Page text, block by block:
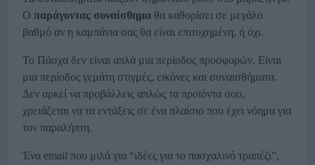
Ο παράγoντας συναίσθημα θα καθορίσει σε μεγάλο
βαθμό αν η καμπάνια σας θα είναι επιτυχημένη, ή όχι.
Το Πάσχα δεν είναι απλά μια περίοδος προσφορών. Είναι
μια περίοδος γεμάτη στιγμές, εικόνες και συναισθήματα.
Δεν αρκεί να προβάλλεις απλώς τα προϊόντα σου,
χρειάζεται να τα εντάξεις σε ένα πλαίσιο που έχει νόημα για
τον παραλήπτη.
Ένα email που μιλά για “ιδέες για το πασχαλινό τραπέζι”,